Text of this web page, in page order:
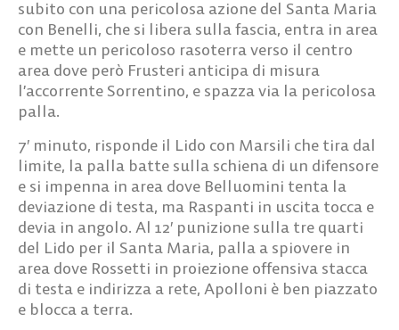
subito con una pericolosa azione del Santa Maria
con Benelli, che si libera sulla fascia, entra in area
e mette un pericoloso rasoterra verso il centro
area dove però Frusteri anticipa di misura
l’accorrente Sorrentino, e spazza via la pericolosa
palla.
7′ minuto, risponde il Lido con Marsili che tira dal
limite, la palla batte sulla schiena di un difensore
e si impenna in area dove Belluomini tenta la
deviazione di testa, ma Raspanti in uscita tocca e
devia in angolo. Al 12′ punizione sulla tre quarti
del Lido per il Santa Maria, palla a spiovere in
area dove Rossetti in proiezione offensiva stacca
di testa e indirizza a rete, Apolloni è ben piazzato
e blocca a terra.